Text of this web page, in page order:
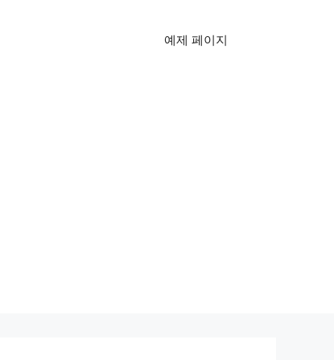
예제 페이지